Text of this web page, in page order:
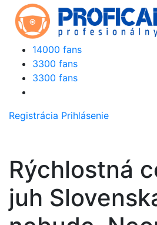
14000 fans
3300 fans
3300 fans
Registrácia Prihlásenie
Rýchlostná
juh